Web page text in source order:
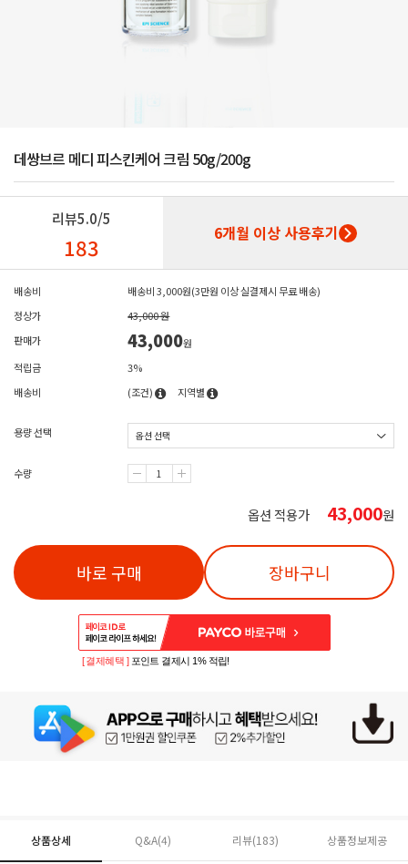
데쌍브르 메디 피스킨케어 크림 50g/200g
리뷰5.0/5
183 6개월 이상 사용후기
배송비
배송비 3,000원(3만원 이상 실결제시 무료 배송)
정상가
43,000 원
판매가
43,000원
적립금
3%
배송비
(조건) 지역별
용량 선택
수량
옵션 적용가 43,000원
바로 구매 장바구니
[ 결제혜택 ] 포인트 결제시 1% 적립!
상품상세 Q&A(4) 리뷰(183) 상품정보제공